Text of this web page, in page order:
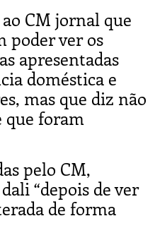
CM jornal que
poder ver os
apresentadas
doméstica e
mas que diz não
foram
pelo CM,
“depois de ver
de forma